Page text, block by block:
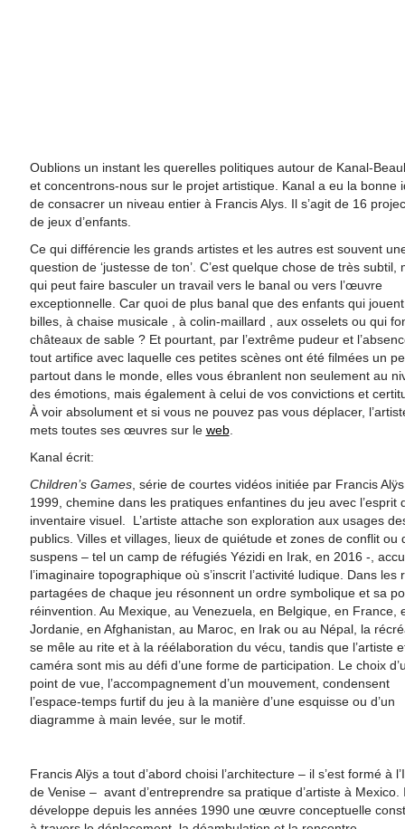
Oublions un instant les querelles politiques autour de Kanal-
et concentrons-nous sur le projet artistique. Kanal a eu la bonne
de consacrer un niveau entier à Francis Alys. Il s’agit de 16
de jeux d’enfants.
Ce qui différencie les grands artistes et les autres est souvent
question de ‘justesse de ton’. C’est quelque chose de très subtil,
qui peut faire basculer un travail vers le banal ou vers l’œuvre
exceptionnelle. Car quoi de plus banal que des enfants qui
billes, à chaise musicale , à colin-maillard , aux osselets ou qui
châteaux de sable ? Et pourtant, par l’extrême pudeur et
tout artifice avec laquelle ces petites scènes ont été filmées un
partout dans le monde, elles vous ébranlent non seulement au
des émotions, mais également à celui de vos convictions et
À voir absolument et si vous ne pouvez pas vous déplacer,
mets toutes ses œuvres sur le web.
Kanal écrit:
Children’s Games, série de courtes vidéos initiée par Francis
1999, chemine dans les pratiques enfantines du jeu avec l’esprit
inventaire visuel. L’artiste attache son exploration aux usages
publics. Villes et villages, lieux de quiétude et zones de conflit ou
suspens – tel un camp de réfugiés Yézidi en Irak, en 2016 -,
l’imaginaire topographique où s’inscrit l’activité ludique. Dans les
partagées de chaque jeu résonnent un ordre symbolique et sa
réinvention. Au Mexique, au Venezuela, en Belgique, en France,
Jordanie, en Afghanistan, au Maroc, en Irak ou au Népal, la
se mêle au rite et à la réélaboration du vécu, tandis que l’artiste
caméra sont mis au défi d’une forme de participation. Le choix
point de vue, l’accompagnement d’un mouvement, condensent
l’espace-temps furtif du jeu à la manière d’une esquisse ou d’un
diagramme à main levée, sur le motif.
Francis Alÿs a tout d’abord choisi l’architecture – il s’est formé à
de Venise – avant d’entreprendre sa pratique d’artiste à Mexico.
développe depuis les années 1990 une œuvre conceptuelle